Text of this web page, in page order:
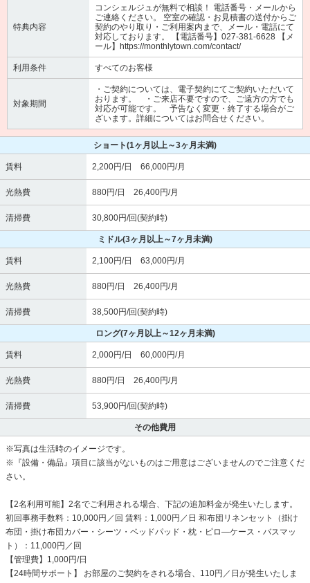
特典内容
コンシェルジュが無料で相談！ 電話番号・メールから
ご連絡ください。 空室の確認・お見積書の送付からご
契約のやり取り・ご利用案内まで、メール・電話にて
対応しております。 【電話番号】027-381-6628 【メ
ール】https://monthlytown.com/contact/
利用条件 すべてのお客様
対象期間
・ご契約については、電子契約にてご契約いただいて
おります。 ・ご来店不要ですので、ご遠方の方でも
対応が可能です。 予告なく変更・終了する場合がご
ざいます。詳細についてはお問合せください。
ショート(1ヶ月以上～3ヶ月未満)
賃料 2,200円/日 66,000円/月
光熱費 880円/日 26,400円/月
清掃費 30,800円/回(契約時)
ミドル(3ヶ月以上～7ヶ月未満)
賃料 2,100円/日 63,000円/月
光熱費 880円/日 26,400円/月
清掃費 38,500円/回(契約時)
ロング(7ヶ月以上～12ヶ月未満)
賃料 2,000円/日 60,000円/月
光熱費 880円/日 26,400円/月
清掃費 53,900円/回(契約時)
その他費用
※写真は生活時のイメージです。
※『設備・備品』項目に該当がないものはご用意はございませんのでご注意くだ
さい。
【2名利用可能】2名でご利用される場合、下記の追加料金が発生いたします。
初回事務手数料：10,000円／回 賃料：1,000円／日 和布団リネンセット（掛け
布団・掛け布団カバー・シーツ・ベッドパッド・枕・ピロ―ケース・バスマッ
ト）：11,000円／回
【管理費】1,000円/日
【24時間サポート】 お部屋のご契約をされる場合、110円／日が発生いたしま